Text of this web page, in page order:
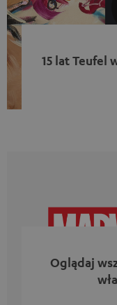
15 lat Teufel
jednocześnie
Oglądaj